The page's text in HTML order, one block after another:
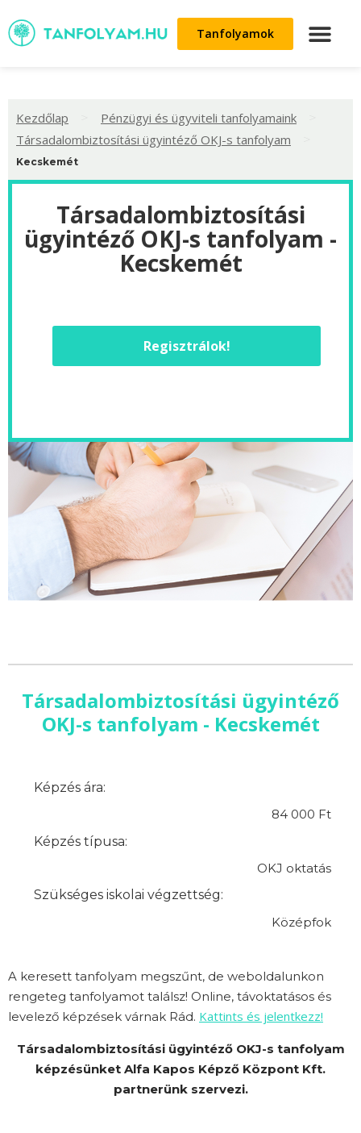
Tanfolyamok
Kezdőlap Pénzügyi és ügyviteli tanfolyamaink
Társadalombiztosítási ügyintéző OKJ-s tanfolyam
Kecskemét
Társadalombiztosítási
ügyintéző OKJ-s tanfolyam -
Kecskemét
Regisztrálok!
Társadalombiztosítási ügyintéző
OKJ-s tanfolyam - Kecskemét
Képzés ára:
84 000 Ft
Képzés típusa:
OKJ oktatás
Szükséges iskolai végzettség:
Középfok
A keresett tanfolyam megszűnt, de weboldalunkon
rengeteg tanfolyamot találsz! Online, távoktatásos és
levelező képzések várnak Rád. Kattints és jelentkezz!
Társadalombiztosítási ügyintéző OKJ-s tanfolyam
képzésünket Alfa Kapos Képző Központ Kft.
partnerünk szervezi.